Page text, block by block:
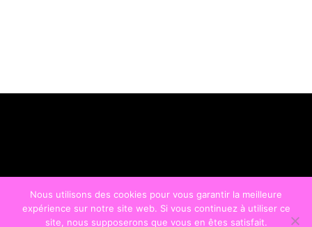
Nous utilisons des cookies pour vous garantir la meilleure
expérience sur notre site web. Si vous continuez à utiliser ce
site, nous supposerons que vous en êtes satisfait.